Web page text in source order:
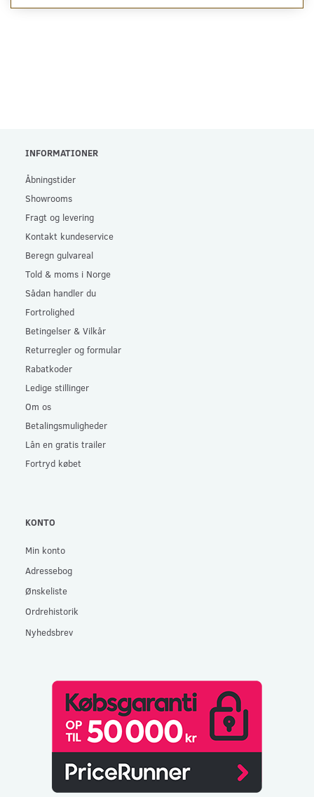
INFORMATIONER
Åbningstider
Showrooms
Fragt og levering
Kontakt kundeservice
Beregn gulvareal
Told & moms i Norge
Sådan handler du
Fortrolighed
Betingelser & Vilkår
Returregler og formular
Rabatkoder
Ledige stillinger
Om os
Betalingsmuligheder
Lån en gratis trailer
Fortryd købet
KONTO
Min konto
Adressebog
Ønskeliste
Ordrehistorik
Nyhedsbrev